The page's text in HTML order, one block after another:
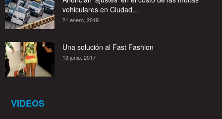
vehiculares en Ciudad...
21 enero, 2019
Una solución al Fast Fashion
13 junio, 2017
VIDEOS